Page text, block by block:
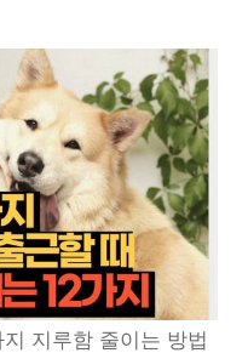
지루함 줄이는 방법